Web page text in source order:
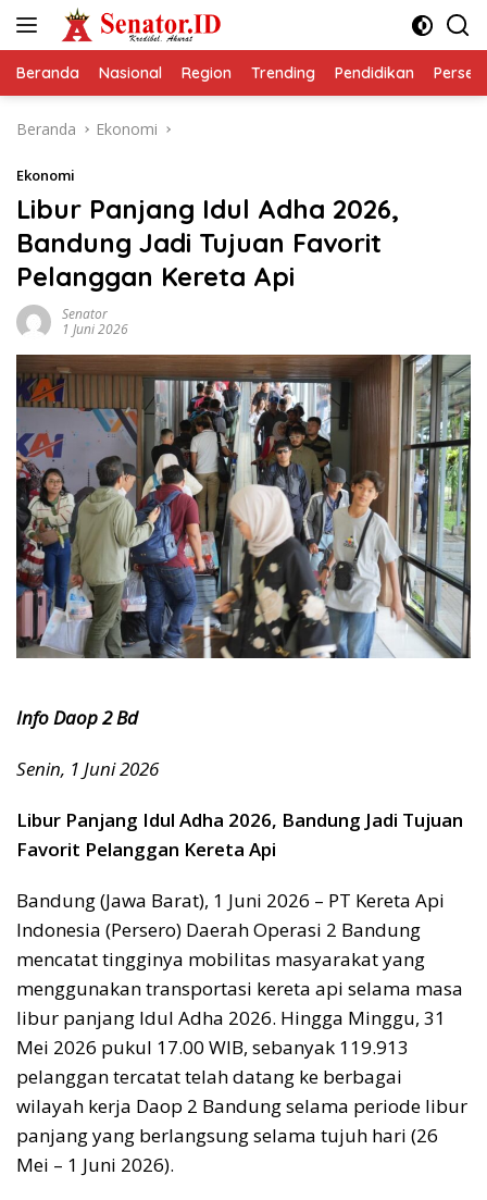
Beranda Nasional Region Trending Pendidikan
Beranda Ekonomi
Ekonomi
Libur Panjang Idul Adha 2026,
Bandung Jadi Tujuan Favorit
Pelanggan Kereta Api
Senator
1 Juni 2026
Info Daop 2 Bd
Senin, 1 Juni 2026
Libur Panjang Idul Adha 2026, Bandung Jadi Tujuan
Favorit Pelanggan Kereta Api
Bandung (Jawa Barat), 1 Juni 2026 – PT Kereta Api
Indonesia (Persero) Daerah Operasi 2 Bandung
mencatat tingginya mobilitas masyarakat yang
menggunakan transportasi kereta api selama masa
libur panjang Idul Adha 2026. Hingga Minggu, 31
Mei 2026 pukul 17.00 WIB, sebanyak 119.913
pelanggan tercatat telah datang ke berbagai
wilayah kerja Daop 2 Bandung selama periode libur
panjang yang berlangsung selama tujuh hari (26
Mei – 1 Juni 2026).